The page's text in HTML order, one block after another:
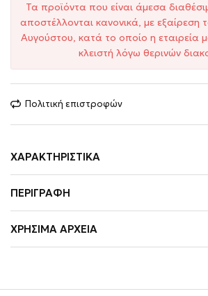
Τα προϊόντα που είναι άμεσα
αποστέλλονται κανονικά, με εξαίρεση
Αυγούστου, κατά το οποίο η εταιρεία
κλειστή λόγω θερινών
Πολιτική επιστροφών
ΧΑΡΑΚΤΗΡΙΣΤΙΚΆ
ΠΕΡΙΓΡΑΦΉ
ΧΡΉΣΙΜΑ ΑΡΧΕΊΑ